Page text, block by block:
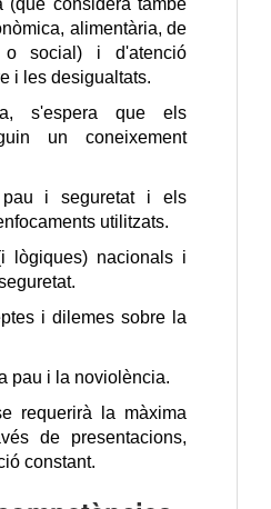
(que considera també
alimentària, de
o social) i d'atenció
i les desigualtats.
s'espera que els
un coneixement
i seguretat i els
utilitzats.
lògiques) nacionals i
i dilemes sobre la
pau i la noviolència.
requerirà la màxima
de presentacions,
constant.